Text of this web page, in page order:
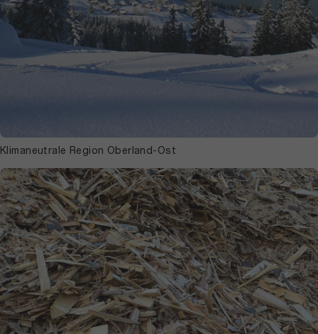
Klimaneutrale Region Oberland-Ost